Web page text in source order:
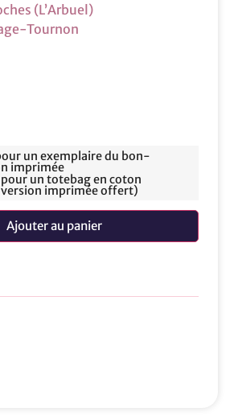
(L’Arbuel)
Tournon
un exemplaire du bon-
imprimée
un totebag en coton
imprimée offert)
Ajouter au panier